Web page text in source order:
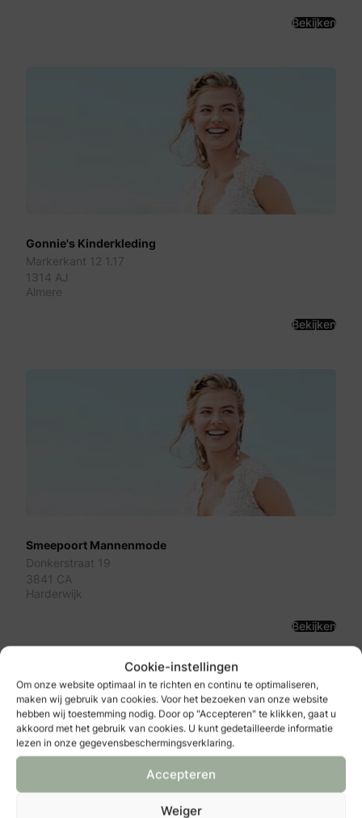
Cookie-instellingen
Om onze website optimaal in te richten en continu te optimaliseren,
maken wij gebruik van cookies. Voor het bezoeken van onze website
hebben wij toestemming nodig. Door op "Accepteren" te klikken, gaat u
akkoord met het gebruik van cookies. U kunt gedetailleerde informatie
lezen in onze gegevensbeschermingsverklaring.
Accepteren
Weiger
Bekijken
Gonnie's Kinderkleding
Markerkant 12 1.17
1314 AJ
Almere
Bekijken
Smeepoort Mannenmode
Donkerstraat 19
3841 CA
Harderwijk
Bekijken